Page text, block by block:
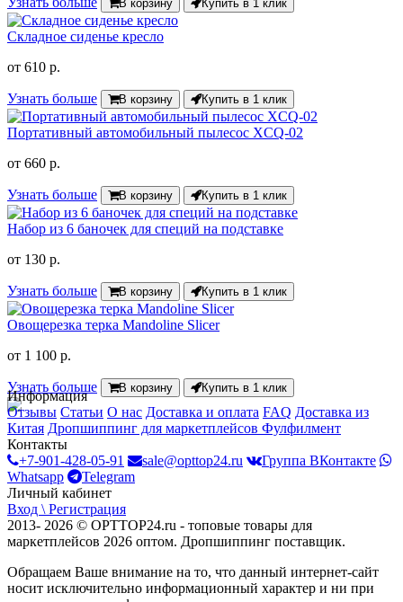
В корзину Купить в 1 клик
Складное сиденье кресло
от 610 р.
Узнать больше В корзину Купить в 1 клик
Портативный автомобильный пылесос XCQ-02
от 660 р.
Узнать больше В корзину Купить в 1 клик
Набор из 6 баночек для специй на подставке
от 130 р.
Узнать больше В корзину Купить в 1 клик
Овощерезка терка Mandoline Slicer
от 1 100 р.
Узнать больше В корзину Купить в 1 клик
Информация
Отзывы Статьи О нас Доставка и оплата FAQ Доставка из
Китая Дропшиппинг для маркетплейсов Фулфилмент
Контакты
+7-901-428-05-91
sale@opttop24.ru
Группа ВКонтакте
Whatsapp
Telegram
Личный кабинет
Вход \ Регистрация
2013- 2026 © OPTTOP24.ru - топовые товары для
маркетплейсов 2026 оптом. Дропшиппинг поставщик.
Обращаем Ваше внимание на то, что данный интернет-сайт
носит исключительно информационный характер и ни при